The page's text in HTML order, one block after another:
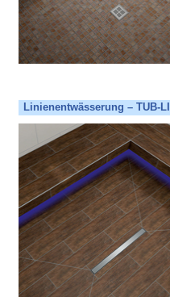
Linienentwässerung – TUB-